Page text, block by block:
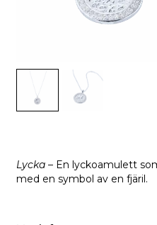
Lycka – En lyckoamulett
med en symbol av en fjäril.